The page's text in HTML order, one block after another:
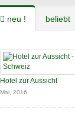
neu ! beliebt
Hotel zur Aussicht
Mai, 2016